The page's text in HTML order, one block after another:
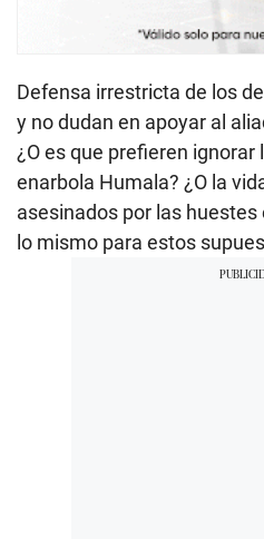
Defensa irrestricta de los
y no dudan en apoyar al
¿O es que prefieren ignorar
enarbola Humala? ¿O la
asesinados por las
lo mismo para estos